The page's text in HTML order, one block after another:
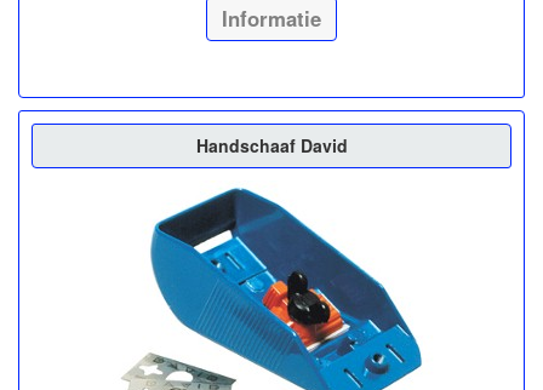
Informatie
Handschaaf David